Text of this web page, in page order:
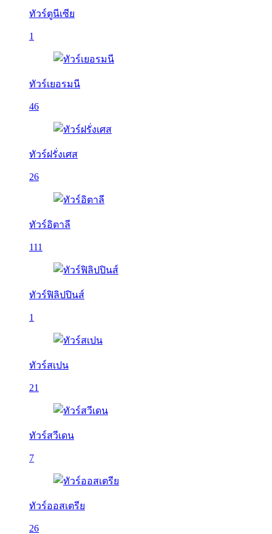
ทัวร์ตูนีเซีย
1
ทัวร์เยอรมนี
46
ทัวร์ฝรั่งเศส
26
ทัวร์อิตาลี
111
ทัวร์ฟิลิปปินส์
1
ทัวร์สเปน
21
ทัวร์สวีเดน
7
ทัวร์ออสเตรีย
26